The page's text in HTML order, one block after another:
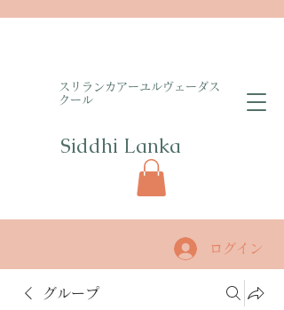
​スリランカアーユルヴェーダス
クール
Siddhi Lanka​
ログイン
グループ